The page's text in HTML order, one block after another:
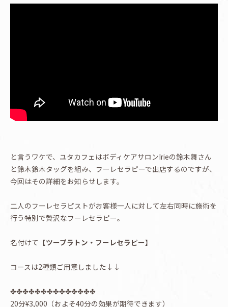
と言うワケで、ユタカフェはボディケアサロンIrieの鈴木舞さん
と鈴木鈴木タッグを組み、フーレセラピーで出店するのですが、
今回はその詳細をお知らせします。
二人のフーレセラピストがお客様一人に対して左右同時に施術を
行う特別で贅沢なフーレセラピー。
名付けて【ツープラトン・フーレセラピー】
コースは2種類ご用意しました↓↓
✤✤✤✤✤✤✤✤✤✤✤✤✤✤
20分¥3,000（およそ40分の効果が期待できます）